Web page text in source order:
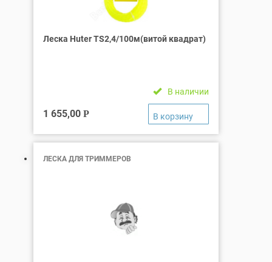
Леска Huter TS2,4/100м(витой квадрат)
В наличии
1 655,00 Р
ЛЕСКА ДЛЯ ТРИММЕРОВ